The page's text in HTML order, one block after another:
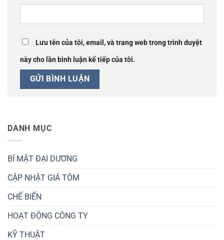
Lưu tên của tôi, email, và trang web trong trình duyệt
này cho lần bình luận kế tiếp của tôi.
DANH MỤC
BÍ MẬT ĐẠI DƯƠNG
CẬP NHẬT GIÁ TÔM
CHẾ BIẾN
HOẠT ĐỘNG CÔNG TY
KỸ THUẬT